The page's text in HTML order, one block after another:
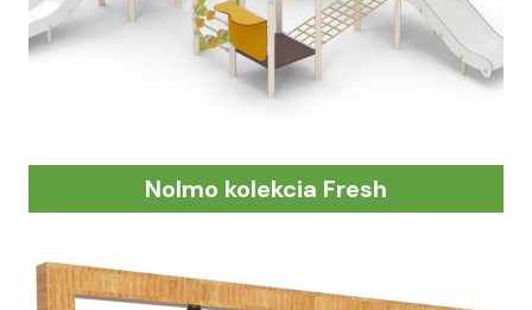
Nolmo kolekcia Fresh